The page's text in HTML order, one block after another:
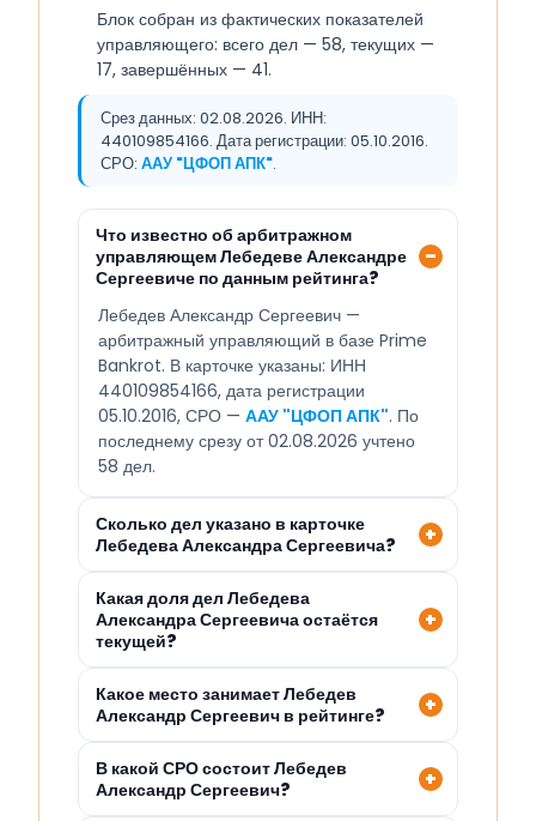
Блок собран из фактических показателей
управляющего: всего дел — 58, текущих —
17, завершённых — 41.
Срез данных: 02.08.2026. ИНН:
440109854166. Дата регистрации: 05.10.2016.
СРО: ААУ "ЦФОП АПК".
Что известно об арбитражном
управляющем Лебедеве Александре
Сергеевиче по данным рейтинга?
Лебедев Александр Сергеевич —
арбитражный управляющий в базе Prime
Bankrot. В карточке указаны: ИНН
440109854166, дата регистрации
05.10.2016, СРО — ААУ "ЦФОП АПК". По
последнему срезу от 02.08.2026 учтено
58 дел.
Сколько дел указано в карточке
Лебедева Александра Сергеевича?
Какая доля дел Лебедева
Александра Сергеевича остаётся
текущей?
Какое место занимает Лебедев
Александр Сергеевич в рейтинге?
В какой СРО состоит Лебедев
Александр Сергеевич?